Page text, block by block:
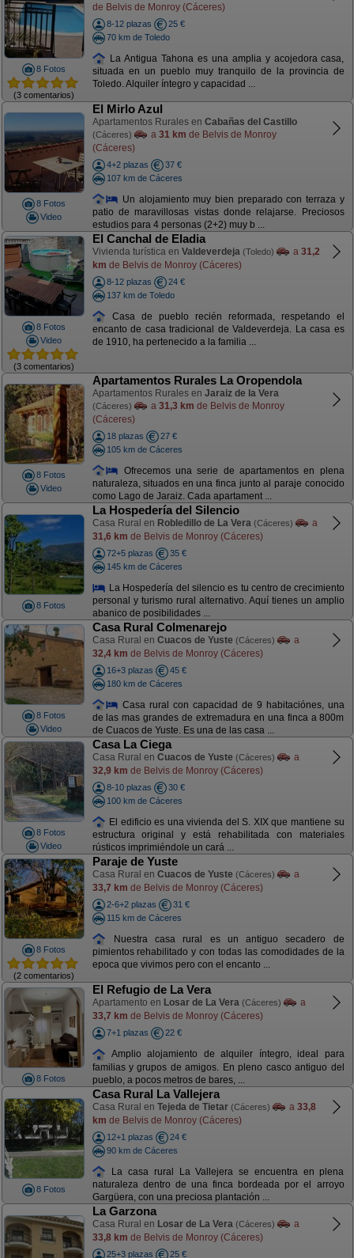
8 Fotos
(3 comentarios)
de Belvis de Monroy (Cáceres)
8-12 plazas
25 €
70 km de Toledo
La Antigua Tahona es una amplia y acojedora casa,
situada en un pueblo muy tranquilo de la provincia de
Toledo. Alquiler íntegro y capacidad ...
8 Fotos
Video
El Mirlo Azul
Apartamentos Rurales en Cabañas del Castillo
(Cáceres) a 31 km de Belvis de Monroy
(Cáceres)
4+2 plazas
37 €
107 km de Cáceres
Un alojamiento muy bien preparado con terraza y
patio de maravillosas vistas donde relajarse. Preciosos
estudios para 4 personas (2+2) muy b ...
8 Fotos
Video
(3 comentarios)
El Canchal de Eladia
Vivienda turística en Valdeverdeja (Toledo) a 31,2
km de Belvis de Monroy (Cáceres)
8-12 plazas
24 €
137 km de Toledo
Casa de pueblo recién reformada, respetando el
encanto de casa tradicional de Valdeverdeja. La casa es
de 1910, ha pertenecido a la familia ...
8 Fotos
Video
Apartamentos Rurales La Oropendola
Apartamentos Rurales en Jaraiz de la Vera
(Cáceres) a 31,3 km de Belvis de Monroy
(Cáceres)
18 plazas
27 €
105 km de Cáceres
Ofrecemos una serie de apartamentos en plena
naturaleza, situados en una finca junto al paraje conocido
como Lago de Jaraiz. Cada apartament ...
8 Fotos
La Hospedería del Silencio
Casa Rural en Robledillo de La Vera (Cáceres)
a
31,6 km de Belvis de Monroy (Cáceres)
72+5 plazas
35 €
145 km de Cáceres
La Hospedería del silencio es tu centro de crecimiento
personal y turismo rural alternativo. Aquí tienes un amplio
abanico de posibilidades ...
8 Fotos
Video
Casa Rural Colmenarejo
Casa Rural en Cuacos de Yuste (Cáceres)
a
32,4 km de Belvis de Monroy (Cáceres)
16+3 plazas
45 €
180 km de Cáceres
Casa rural con capacidad de 9 habitaciónes, una
de las mas grandes de extremadura en una finca a 800m
de Cuacos de Yuste. Es una de las casa ...
8 Fotos
Video
Casa La Ciega
Casa Rural en Cuacos de Yuste (Cáceres)
a
32,9 km de Belvis de Monroy (Cáceres)
8-10 plazas
30 €
100 km de Cáceres
El edificio es una vivienda del S. XIX que mantiene su
estructura original y está rehabilitada con materiales
rústicos imprimiéndole un cará ...
8 Fotos
(2 comentarios)
Paraje de Yuste
Casa Rural en Cuacos de Yuste (Cáceres)
a
33,7 km de Belvis de Monroy (Cáceres)
2-6+2 plazas
31 €
115 km de Cáceres
Nuestra casa rural es un antiguo secadero de
pimientos rehabilitado y con todas las comodidades de la
epoca que vivimos pero con el encanto ...
8 Fotos
El Refugio de La Vera
Apartamento en Losar de La Vera (Cáceres)
a
33,7 km de Belvis de Monroy (Cáceres)
7+1 plazas 22 €
Amplio alojamiento de alquiler íntegro, ideal para
familias y grupos de amigos. En pleno casco antiguo del
pueblo, a pocos metros de bares, ...
8 Fotos
Casa Rural La Vallejera
Casa Rural en Tejeda de Tietar (Cáceres) a 33,8
km de Belvis de Monroy (Cáceres)
12+1 plazas
24 €
90 km de Cáceres
La casa rural La Vallejera se encuentra en plena
naturaleza dentro de una finca bordeada por el arroyo
Gargüera, con una preciosa plantación ...
La Garzona
Casa Rural en Losar de La Vera (Cáceres)
a
33,8 km de Belvis de Monroy (Cáceres)
25+3 plazas 25 €